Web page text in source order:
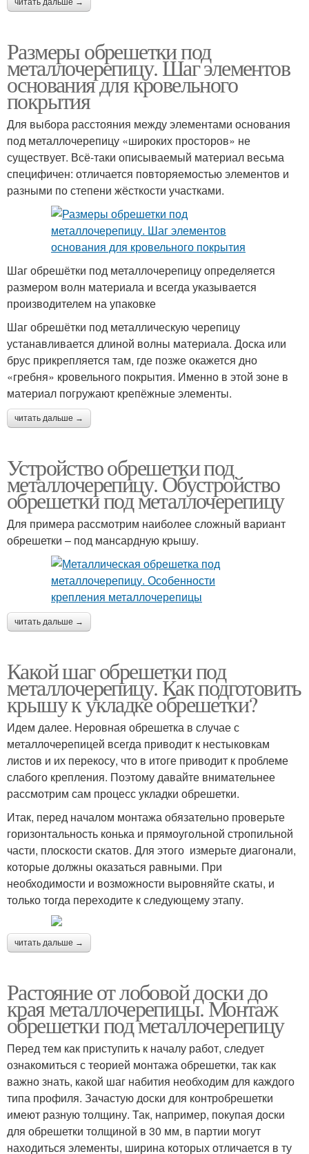
читать дальше →
Размеры обрешетки под
металлочерепицу. Шаг элементов
основания для кровельного
покрытия
Для выбора расстояния между элементами основания
под металлочерепицу «широких просторов» не
существует. Всё-таки описываемый материал весьма
специфичен: отличается повторяемостью элементов и
разными по степени жёсткости участками.
Шаг обрешётки под металлочерепицу определяется
размером волн материала и всегда указывается
производителем на упаковке
Шаг обрешётки под металлическую черепицу
устанавливается длиной волны материала. Доска или
брус прикрепляется там, где позже окажется дно
«гребня» кровельного покрытия. Именно в этой зоне в
материал погружают крепёжные элементы.
читать дальше →
Устройство обрешетки под
металлочерепицу. Обустройство
обрешетки под металлочерепицу
Для примера рассмотрим наиболее сложный вариант
обрешетки – под мансардную крышу.
читать дальше →
Какой шаг обрешетки под
металлочерепицу. Как подготовить
крышу к укладке обрешетки?
Идем далее. Неровная обрешетка в случае с
металлочерепицей всегда приводит к нестыковкам
листов и их перекосу, что в итоге приводит к проблеме
слабого крепления. Поэтому давайте внимательнее
рассмотрим сам процесс укладки обрешетки.
Итак, перед началом монтажа обязательно проверьте
горизонтальность конька и прямоугольной стропильной
части, плоскости скатов. Для этого измерьте диагонали,
которые должны оказаться равными. При
необходимости и возможности выровняйте скаты, и
только тогда переходите к следующему этапу.
читать дальше →
Растояние от лобовой доски до
края металлочерепицы. Монтаж
обрешетки под металлочерепицу
Перед тем как приступить к началу работ, следует
ознакомиться с теорией монтажа обрешетки, так как
важно знать, какой шаг набития необходим для каждого
типа профиля. Зачастую доски для контробрешетки
имеют разную толщину. Так, например, покупая доски
для обрешетки толщиной в 30 мм, в партии могут
находиться элементы, ширина которых отличается в ту